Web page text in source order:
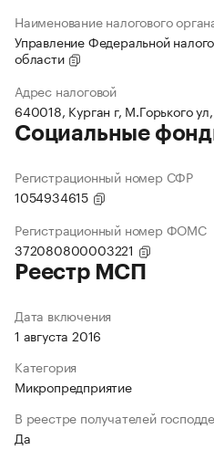
Наименование налогового
Управление Федеральной
области
Адрес налоговой
640018, Курган г, М.Горького
Социальные
Регистрационный номер СФР
1054934615
Регистрационный номер ФОМС
372080800003221
Реестр МСП
Дата включения
1 августа 2016
Категория
Микропредприятие
В реестре получателей
Да